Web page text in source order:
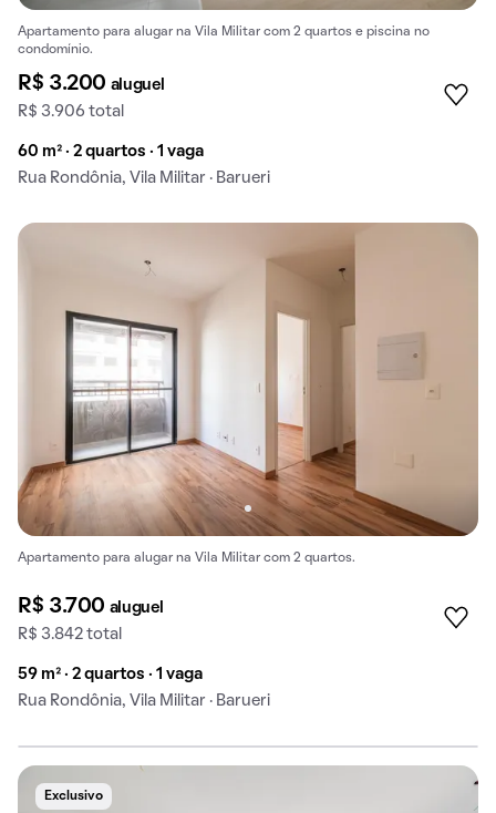
Apartamento para alugar na Vila Militar com 2 quartos e piscina no
condomínio.
R$ 3.200 aluguel
R$ 3.906 total
60 m² · 2 quartos · 1 vaga
Rua Rondônia, Vila Militar · Barueri
Apartamento para alugar na Vila Militar com 2 quartos.
R$ 3.700 aluguel
R$ 3.842 total
59 m² · 2 quartos · 1 vaga
Rua Rondônia, Vila Militar · Barueri
Exclusivo